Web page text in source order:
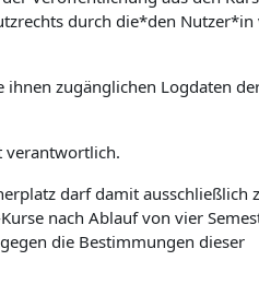
durch die*den
zugänglichen Logdaten
verantwortlich.
darf damit ausschließlich
nach Ablauf von vier
die Bestimmungen dieser